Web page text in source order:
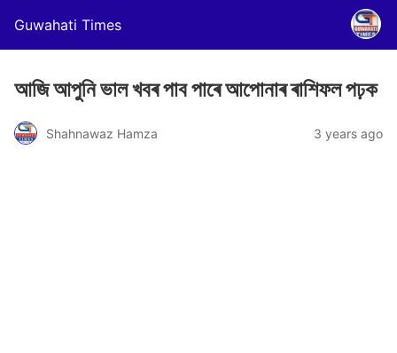
Guwahati Times
আজি আপুনি ভাল খবৰ পাব পাৰে আপোনাৰ ৰাশিফল পঢ়ক
Shahnawaz Hamza 3 years ago